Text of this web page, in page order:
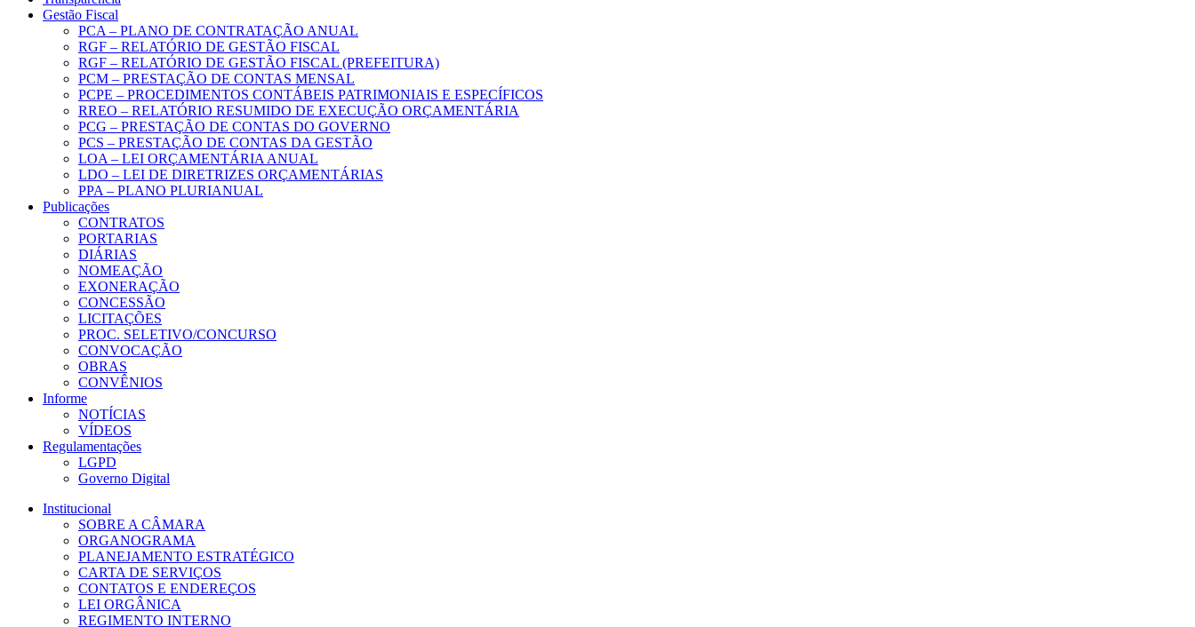
Gestão Fiscal
PCA – PLANO DE CONTRATAÇÃO ANUAL
RGF – RELATÓRIO DE GESTÃO FISCAL
RGF – RELATÓRIO DE GESTÃO FISCAL (PREFEITURA)
PCM – PRESTAÇÃO DE CONTAS MENSAL
PCPE – PROCEDIMENTOS CONTÁBEIS PATRIMONIAIS E ESPECÍFICOS
RREO – RELATÓRIO RESUMIDO DE EXECUÇÃO ORÇAMENTÁRIA
PCG – PRESTAÇÃO DE CONTAS DO GOVERNO
PCS – PRESTAÇÃO DE CONTAS DA GESTÃO
LOA – LEI ORÇAMENTÁRIA ANUAL
LDO – LEI DE DIRETRIZES ORÇAMENTÁRIAS
PPA – PLANO PLURIANUAL
Publicações
CONTRATOS
PORTARIAS
DIÁRIAS
NOMEAÇÃO
EXONERAÇÃO
CONCESSÃO
LICITAÇÕES
PROC. SELETIVO/CONCURSO
CONVOCAÇÃO
OBRAS
CONVÊNIOS
Informe
NOTÍCIAS
VÍDEOS
Regulamentações
LGPD
Governo Digital
Institucional
SOBRE A CÂMARA
ORGANOGRAMA
PLANEJAMENTO ESTRATÉGICO
CARTA DE SERVIÇOS
CONTATOS E ENDEREÇOS
LEI ORGÂNICA
REGIMENTO INTERNO